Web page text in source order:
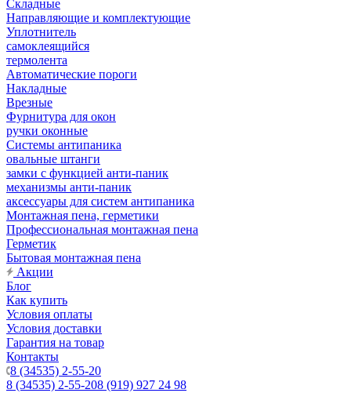
Складные
Направляющие и комплектующие
Уплотнитель
самоклеящийся
термолента
Автоматические пороги
Накладные
Врезные
Фурнитура для окон
ручки оконные
Системы антипаника
овальные штанги
замки с функцией анти-паник
механизмы анти-паник
аксессуары для систем антипаника
Монтажная пена, герметики
Профессиональная монтажная пена
Герметик
Бытовая монтажная пена
Акции
Блог
Как купить
Условия оплаты
Условия доставки
Гарантия на товар
Контакты
8 (34535) 2-55-20
8 (34535) 2-55-208 (919) 927 24 98